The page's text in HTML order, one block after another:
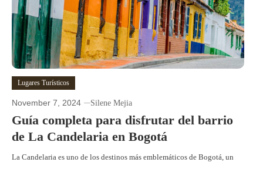
Lugares Turísticos
November 7, 2024 Silene Mejia
Guía completa para disfrutar del barrio
de La Candelaria en Bogotá
La Candelaria es uno de los destinos más emblemáticos de Bogotá, un